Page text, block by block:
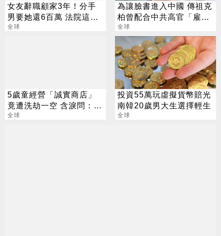
女友辭職顧家3年！分手
男要她還6百萬 法院這樣
判
全球
為讓臉書進入中國 傳祖克
柏曾配合中共高官「雇
300人審查異見」
全球
5歲童經營「誠實商店」
竟遭洗劫一空 含淚問：為
何要偷？
全球
投資55萬玩虛擬貨幣賠光
南韓20歲男大生選擇輕生
全球